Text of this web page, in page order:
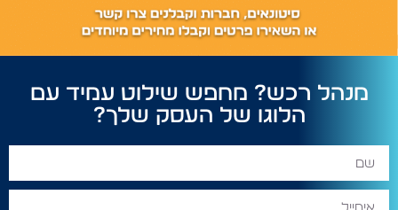
מנהל רכש? מחפש שילוט עמיד עם
הלוגו של העסק שלך?